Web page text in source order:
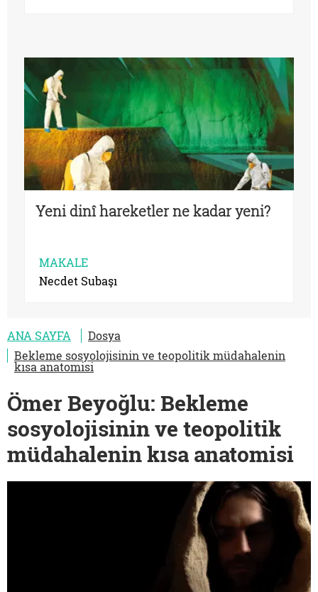
Yeni dinî hareketler ne kadar yeni?
MAKALE
Necdet Subaşı
ANA SAYFA
Dosya
Bekleme sosyolojisinin ve teopolitik müdahalenin
kısa anatomisi
Ömer Beyoğlu: Bekleme
sosyolojisinin ve teopolitik
müdahalenin kısa anatomisi